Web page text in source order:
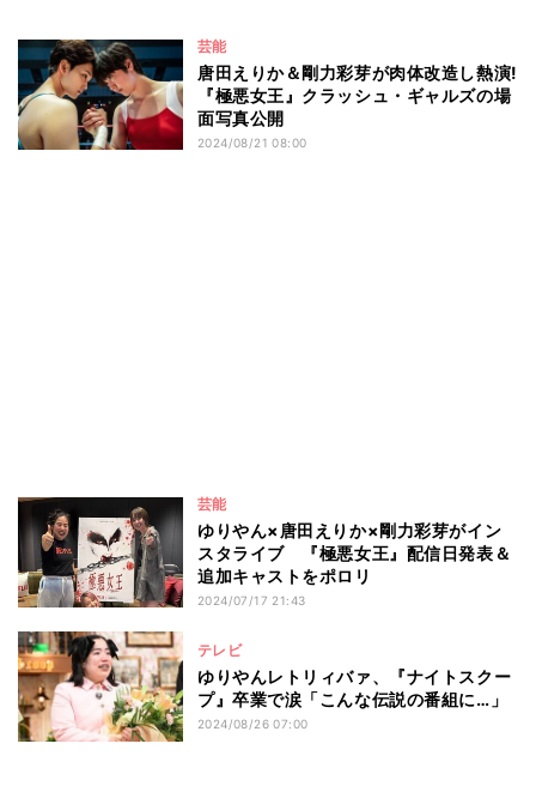
芸能
唐田えりか＆剛力彩芽が肉体改造し熱演!
『極悪女王』クラッシュ・ギャルズの場
面写真公開
2024/08/21 08:00
芸能
ゆりやん×唐田えりか×剛力彩芽がイン
スタライブ 『極悪女王』配信日発表＆
追加キャストをポロリ
2024/07/17 21:43
テレビ
ゆりやんレトリィバァ、『ナイトスクー
プ』卒業で涙「こんな伝説の番組に…」
2024/08/26 07:00